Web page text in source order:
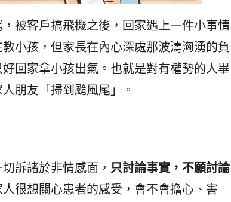
被客戶搞飛機之後，回家遇上一件小事情
小孩，但家長在內心深處那波濤洶湧的負
回家拿小孩出氣。也就是對有權勢的人畢
朋友「掃到颱風尾」。
訴諸於非情感面， 只討論事實，不願討論
很想關心患者的感受，會不會擔心、害